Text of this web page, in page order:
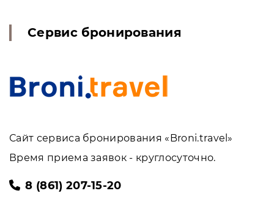
Сервис бронирования
Сайт сервиса бронирования «Broni.travel»
Время приема заявок - круглосуточно.
8 (861) 207-15-20